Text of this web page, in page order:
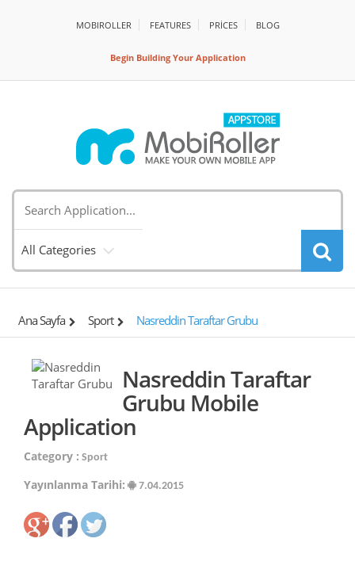
MOBIROLLER FEATURES PRİCES BLOG
Begin Building Your Application
All Categories
Ana Sayfa Sport Nasreddin Taraftar Grubu
Nasreddin Taraftar
Grubu Mobile
Application
Category : Sport
Yayınlanma Tarihi: 7.04.2015